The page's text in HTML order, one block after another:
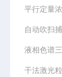
平行定量
自动吹扫
液相色谱
干法激光